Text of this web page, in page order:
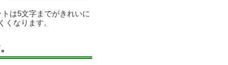
は5文字までがきれいに
なります。